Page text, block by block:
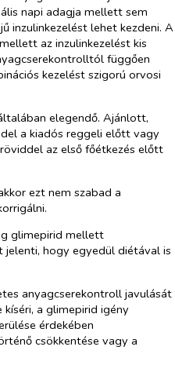
napi adagja mellett sem
inzulinkezelést lehet kezdeni. A
az inzulinkezelést kis
függően
kezelést szigorú orvosi
elegendő. Ajánlott,
a kiadós reggeli előtt vagy
az első főétkezés előtt
ezt nem szabad a
glimepirid mellett
jelenti, hogy egyedül diétával is
anyagcserekontroll javulását
kíséri, a glimepirid igény
érdekében
csökkentése vagy a